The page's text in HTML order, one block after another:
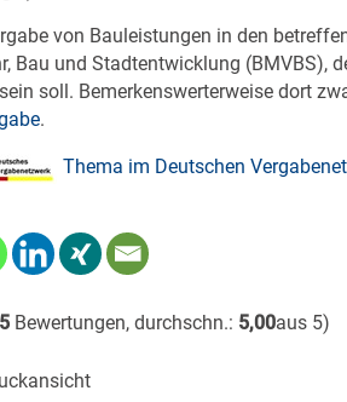
von Bauleistungen in den
Bau und Stadtentwicklung (BMVBS),
soll. Bemerkenswerterweise dort
.
Thema im Deutschen
5 Bewertungen, durchschn.: 5,00aus 5)